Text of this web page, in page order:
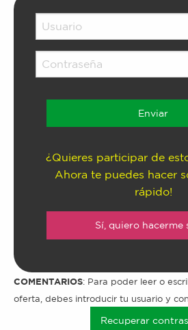
¿Quieres participar de
Ahora te puedes hacer
rápido!
Sí, quiero hacerme
COMENTARIOS: Para poder leer o
oferta, debes introducir tu usuario y
Recuperar